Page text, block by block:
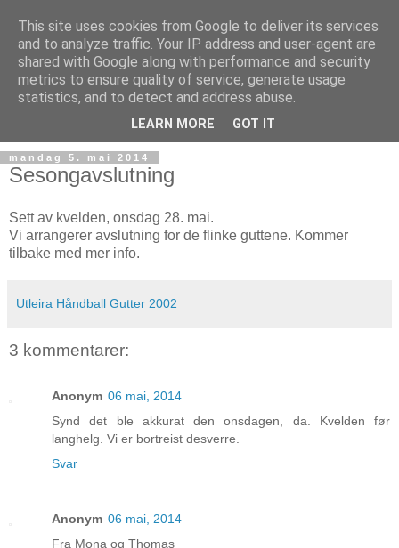
mandag 5. mai 2014
Sesongavslutning
Sett av kvelden, onsdag 28. mai.
Vi arrangerer avslutning for de flinke guttene. Kommer
tilbake med mer info.
Utleira Håndball Gutter 2002
3 kommentarer:
Anonym 06 mai, 2014
Synd det ble akkurat den onsdagen, da. Kvelden før
langhelg. Vi er bortreist desverre.
Svar
Anonym 06 mai, 2014
Fra Mona og Thomas
This site uses cookies from Google to deliver its services
and to analyze traffic. Your IP address and user-agent are
shared with Google along with performance and security
metrics to ensure quality of service, generate usage
statistics, and to detect and address abuse.
LEARN MORE GOT IT